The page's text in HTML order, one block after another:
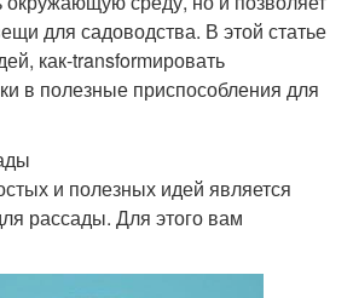
для садоводства. В этой статье
как-transformировать
в полезные приспособления для
и полезных идей является
рассады. Для этого вам